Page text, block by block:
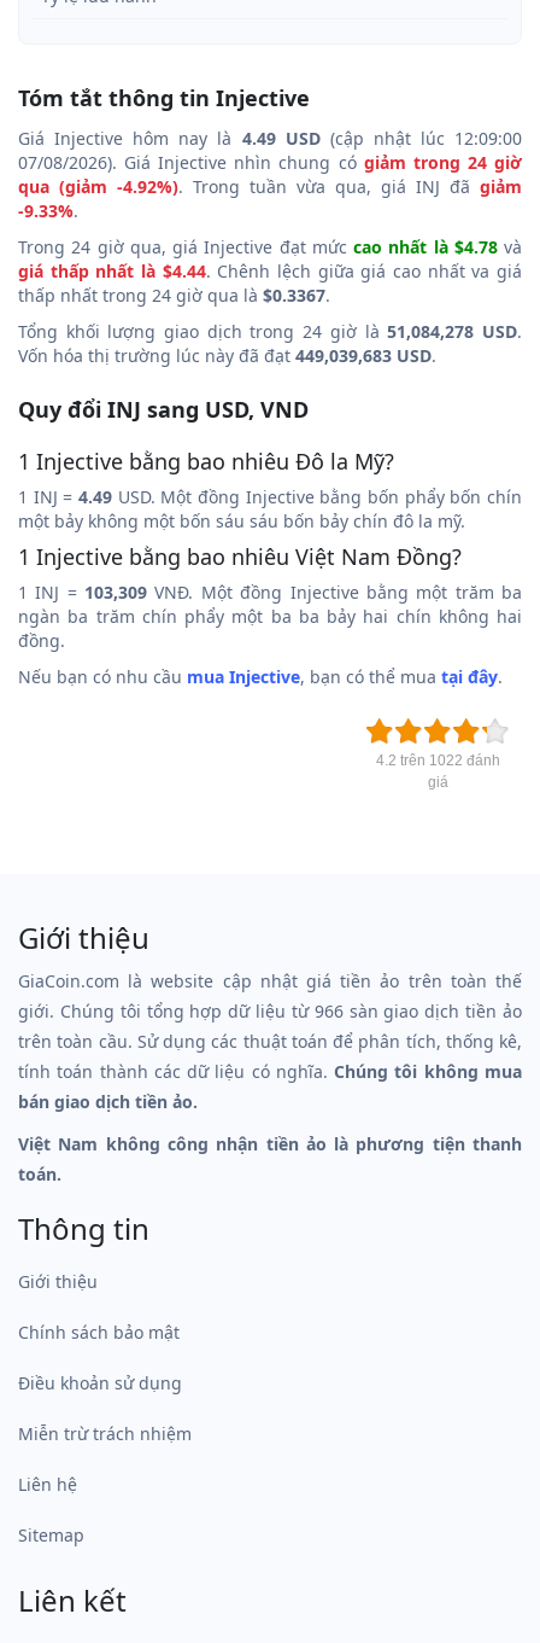
Tóm tắt thông tin Injective
Giá Injective hôm nay là 4.49 USD(cập nhật lúc 12:09:00
07/08/2026). Giá Injective nhìn chung có giảm trong 24 giờ
qua (giảm -4.92%). Trong tuần vừa qua, giá INJ đã giảm
-9.33%.
Trong 24 giờ qua, giá Injective đạt mức cao nhất là $4.78và
giá thấp nhất là $4.44. Chênh lệch giữa giá cao nhất va giá
thấp nhất trong 24 giờ qua là $0.3367.
Tổng khối lượng giao dịch trong 24 giờ là51,084,278 USD.
Vốn hóa thị trường lúc này đã đạt 449,039,683 USD.
Quy đổi INJ sang USD, VND
1 Injective bằng bao nhiêu Đô la Mỹ?
1 INJ = 4.49 USD. Một đồng Injective bằng bốn phẩy bốn chín
một bảy không một bốn sáu sáu bốn bảy chín đô la mỹ.
1 Injective bằng bao nhiêu Việt Nam Đồng?
1 INJ = 103,309 VNĐ. Một đồng Injective bằng một trăm ba
ngàn ba trăm chín phẩy một ba ba bảy hai chín không hai
đồng.
Nếu bạn có nhu cầu mua Injective, bạn có thể mua tại đây.
4.2 trên 1022 đánh
giá
Giới thiệu
GiaCoin.com là website cập nhật giá tiền ảo trên toàn thế
giới. Chúng tôi tổng hợp dữ liệu từ 966 sàn giao dịch tiền ảo
trên toàn cầu. Sử dụng các thuật toán để phân tích, thống kê,
tính toán thành các dữ liệu có nghĩa.Chúng tôi không mua
bán giao dịch tiền ảo.
Việt Nam không công nhận tiền ảo là phương tiện thanh
toán.
Thông tin
Giới thiệu
Chính sách bảo mật
Điều khoản sử dụng
Miễn trừ trách nhiệm
Liên hệ
Sitemap
Liên kết